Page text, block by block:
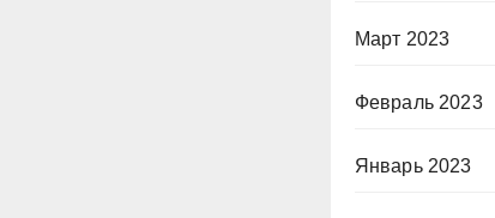
Март 2023
Февраль 2023
Январь 2023